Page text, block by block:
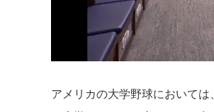
アメリカの大学野球において